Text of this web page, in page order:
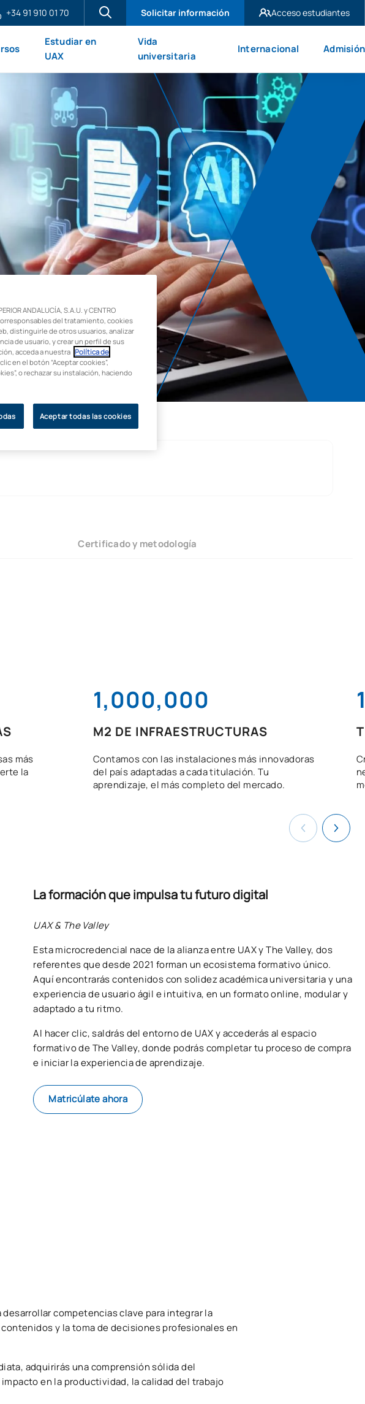
+34 91 910 01 70 Solicitar información
Acceso estudiantes
UAX Mare Nostrum
Estudiar en
UAX
Vida
universitaria
Internacional Admisión
Certificado y metodología
más
la
1,000,000
M2 DE INFRAESTRUCTURAS
Contamos con las instalaciones más innovadoras
del país adaptadas a cada titulación. Tu
aprendizaje, el más completo del mercado.
La formación que impulsa tu futuro digital
UAX & The Valley
Esta microcredencial nace de la alianza entre UAX y The Valley, dos
referentes que desde 2021 forman un ecosistema formativo único.
Aquí encontrarás contenidos con solidez académica universitaria y una
experiencia de usuario ágil e intuitiva, en un formato online, modular y
adaptado a tu ritmo.
Al hacer clic, saldrás del entorno de UAX y accederás al espacio
formativo de The Valley, donde podrás completar tu proceso de compra
e iniciar la experiencia de aprendizaje.
Matricúlate ahora
competencias clave para integrar la
y la toma de decisiones profesionales en
adquirirás una comprensión sólida del
en la productividad, la calidad del trabajo
ANDALUCÍA, S.A.U. y CENTRO
corresponsables del tratamiento, cookies
distinguirle de otros usuarios, analizar
de usuario, y crear un perfil de sus
acceda a nuestra Política de
en el botón “Aceptar cookies”,
o rechazar su instalación, haciendo
Aceptar todas las cookies